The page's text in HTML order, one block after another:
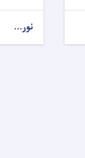
نور...